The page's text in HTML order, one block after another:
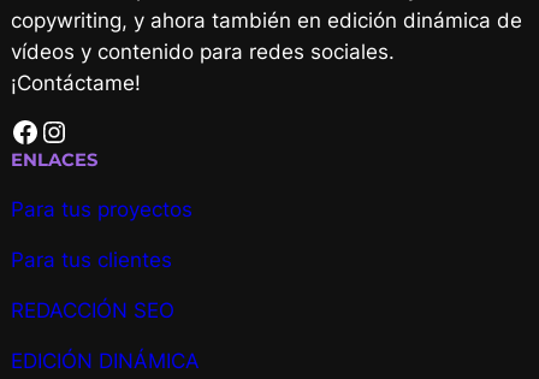
copywriting, y ahora también en edición dinámica de
vídeos y contenido para redes sociales.
¡Contáctame!
Facebook Instagram
ENLACES
Para tus proyectos
Para tus clientes
REDACCIÓN SEO
EDICIÓN DINÁMICA